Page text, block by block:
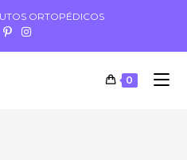
ORTOPÉDICOS
0